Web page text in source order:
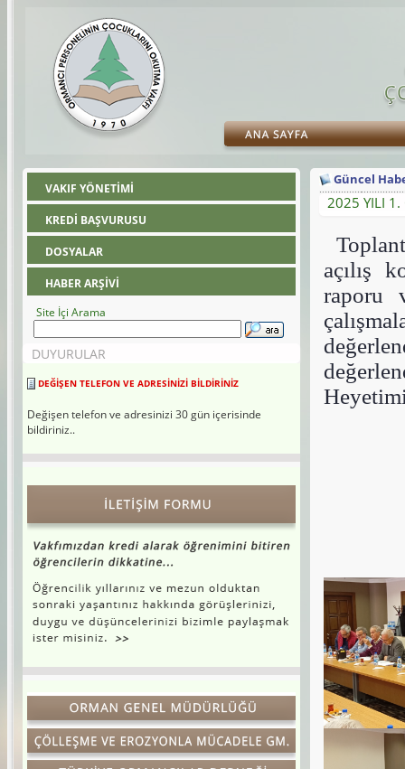
VAKIF YÖNETİMİ
KREDİ BAŞVURUSU
DOSYALAR
HABER ARŞİVİ
Site İçi Arama
DUYURULAR
bildiriniz..
Güncel
2025 YILI 1.
açılış
raporu